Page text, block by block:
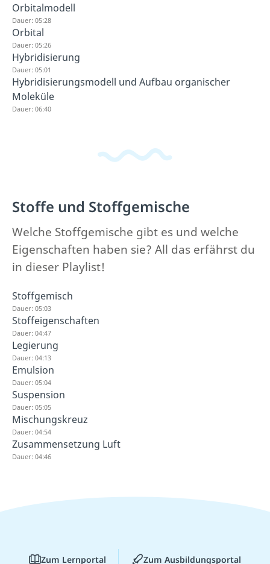
Orbitalmodell
Dauer: 05:28
Orbital
Dauer: 05:26
Hybridisierung
Dauer: 05:01
Hybridisierungsmodell und Aufbau organischer
Moleküle
Dauer: 06:40
Stoffe und Stoffgemische
Welche Stoffgemische gibt es und welche
Eigenschaften haben sie? All das erfährst du
in dieser Playlist!
Stoffgemisch
Dauer: 05:03
Stoffeigenschaften
Dauer: 04:47
Legierung
Dauer: 04:13
Emulsion
Dauer: 05:04
Suspension
Dauer: 05:05
Mischungskreuz
Dauer: 04:54
Zusammensetzung Luft
Dauer: 04:46
Zum Lernportal Zum Ausbildungsportal